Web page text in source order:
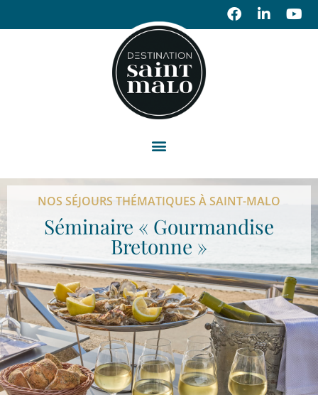
NOS SÉJOURS THÉMATIQUES À SAINT-MALO
Séminaire « Gourmandise
Bretonne »